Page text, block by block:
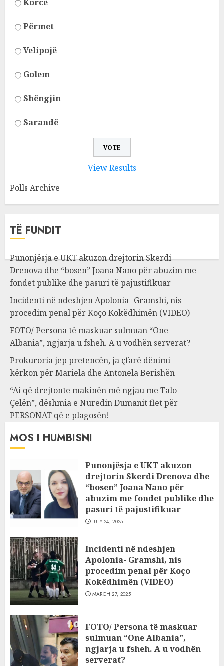
Përmet
Velipojë
Golem
Shëngjin
Sarandë
View Results
Polls Archive
TË FUNDIT
Punonjësja e UKT akuzon drejtorin Skerdi
Drenova dhe “bosen” Joana Nano për abuzim me
fondet publike dhe pasuri të pajustifikuar
Incidenti në ndeshjen Apolonia- Gramshi, nis
procedim penal për Koço Kokëdhimën (VIDEO)
FOTO/ Persona të maskuar sulmuan “One
Albania”, ngjarja u fsheh. A u vodhën serverat?
Prokuroria jep pretencën, ja çfarë dënimi
kërkon për Mariela dhe Antonela Berishën
“Ai që drejtonte makinën më ngjau me Talo
Çelën”, dëshmia e Nuredin Dumanit flet për
PERSONAT që e plagosën!
MOS I HUMBISNI
Punonjësja e UKT akuzon
drejtorin Skerdi Drenova dhe
“bosen” Joana Nano për
abuzim me fondet publike dhe
pasuri të pajustifikuar
JULY 24, 2025
Incidenti në ndeshjen
Apolonia- Gramshi, nis
procedim penal për Koço
Kokëdhimën (VIDEO)
MARCH 27, 2025
FOTO/ Persona të maskuar
sulmuan “One Albania”,
ngjarja u fsheh. A u vodhën
serverat?